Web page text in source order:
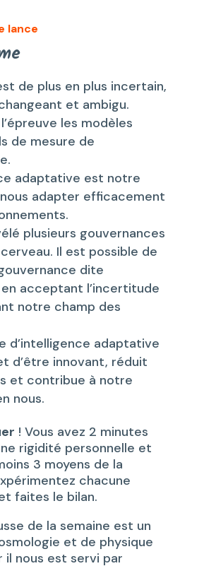
lance
de plus en plus incertain,
et ambigu.
les modèles
de mesure de
adaptative est notre
adapter efficacement
plusieurs gouvernances
Il est possible de
dite
acceptant l’incertitude
notre champ des
d’intelligence adaptative
d’être innovant, réduit
et contribue à notre
nous.
! Vous avez 2 minutes
rigidité personnelle et
3 moyens de la
chacune
faites le bilan.
de la semaine est un
et de physique
il nous est servi par